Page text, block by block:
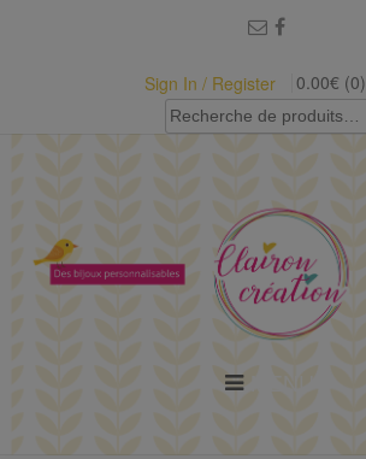
Sign In / Register
0.00€ (0)
Recherche
pour :